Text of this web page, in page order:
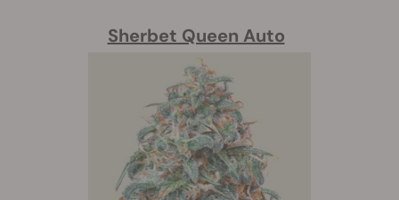
Sherbet Queen Auto